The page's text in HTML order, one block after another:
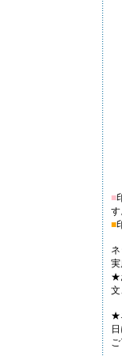
■
す
■
実
★
文
★